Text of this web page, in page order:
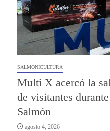
SALMONICULTURA
Multi X acercó la
de visitantes
Salmón
agosto 4, 2026